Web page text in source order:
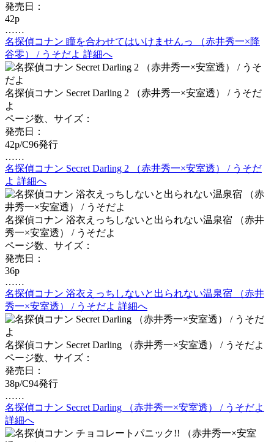
発売日：
42p
……
名探偵コナン 瞳を合わせてはいけませんっ （赤井秀一×降
谷零） / うそだよ 詳細へ
名探偵コナン Secret Darling 2 （赤井秀一×安室透） / うそだ
よ
ページ数、サイズ：
発売日：
42p/C96発行
……
名探偵コナン Secret Darling 2 （赤井秀一×安室透） / うそだ
よ 詳細へ
名探偵コナン 浴衣えっちしないと出られない温泉宿 （赤井
秀一×安室透） / うそだよ
ページ数、サイズ：
発売日：
36p
……
名探偵コナン 浴衣えっちしないと出られない温泉宿 （赤井
秀一×安室透） / うそだよ 詳細へ
名探偵コナン Secret Darling （赤井秀一×安室透） / うそだよ
ページ数、サイズ：
発売日：
38p/C94発行
……
名探偵コナン Secret Darling （赤井秀一×安室透） / うそだよ
詳細へ